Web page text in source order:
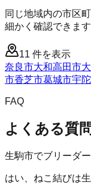
同じ地域内の市区
細かく確認できます
11 件を表示
奈良市大和高田市
市香芝市葛城市宇
FAQ
よくある質問
生駒市でブリーダ
はい、ねこ結びは